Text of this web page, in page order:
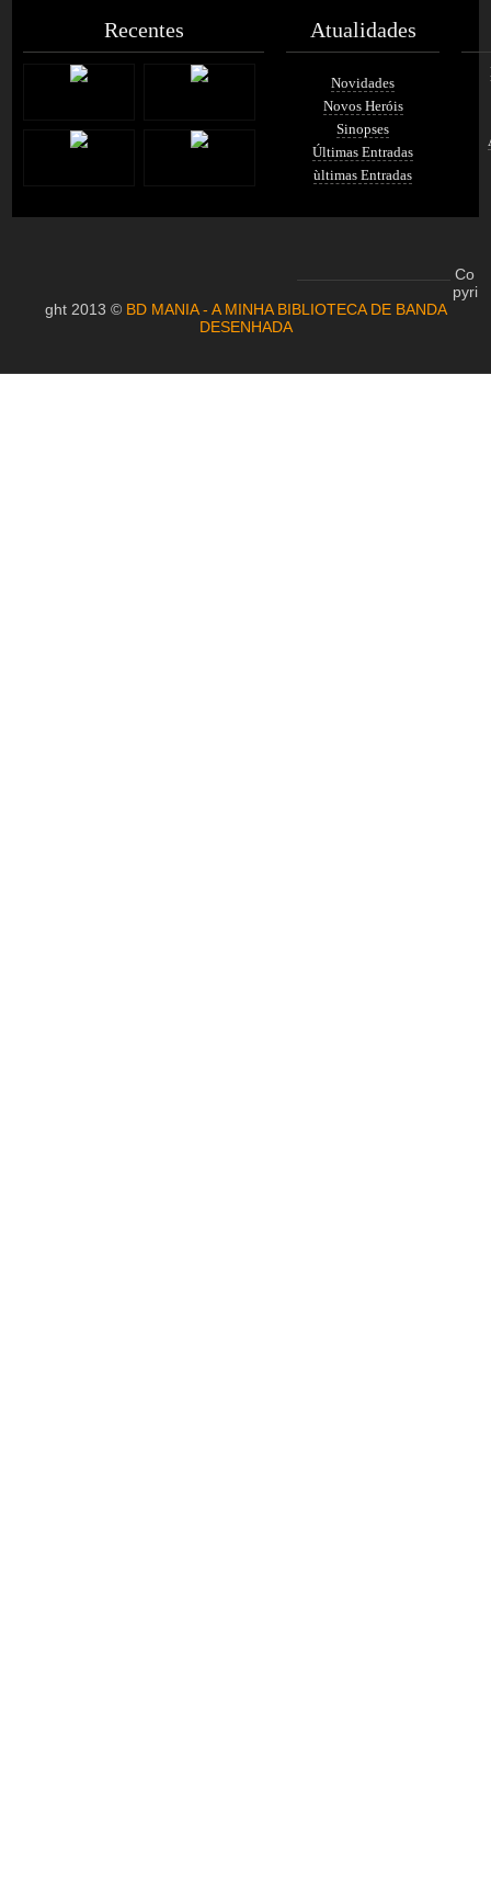
Recentes Atualidades
Novidades
Novos Heróis
Sinopses
Últimas Entradas
ùltimas Entradas
Co
pyri
ght 2013 © BD MANIA - A MINHA BIBLIOTECA DE BANDA
DESENHADA